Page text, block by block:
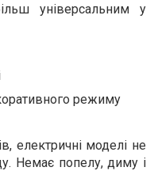
універсальним у
режиму
електричні моделі не
Немає попелу, диму і